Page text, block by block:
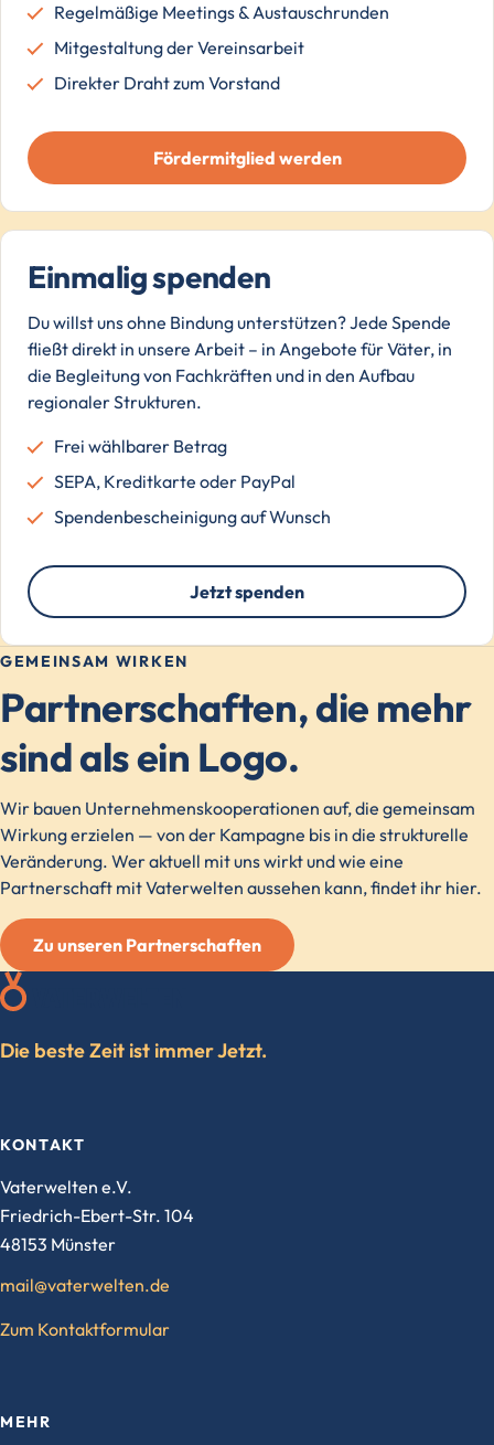
Regelmäßige Meetings & Austauschrunden
Mitgestaltung der Vereinsarbeit
Direkter Draht zum Vorstand
Fördermitglied werden
Einmalig spenden
Du willst uns ohne Bindung unterstützen? Jede Spende
fließt direkt in unsere Arbeit – in Angebote für Väter, in
die Begleitung von Fachkräften und in den Aufbau
regionaler Strukturen.
Frei wählbarer Betrag
SEPA, Kreditkarte oder PayPal
Spendenbescheinigung auf Wunsch
Jetzt spenden
GEMEINSAM WIRKEN
Partnerschaften, die mehr
sind als ein Logo.
Wir bauen Unternehmenskooperationen auf, die gemeinsam
Wirkung erzielen — von der Kampagne bis in die strukturelle
Veränderung. Wer aktuell mit uns wirkt und wie eine
Partnerschaft mit Vaterwelten aussehen kann, findet ihr hier.
Zu unseren Partnerschaften
Die beste Zeit ist immer Jetzt.
KONTAKT
Vaterwelten e.V.
Friedrich-Ebert-Str. 104
48153 Münster
mail@vaterwelten.de
Zum Kontaktformular
MEHR